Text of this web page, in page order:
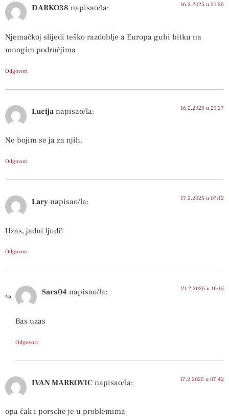
DARKO38 napisao/la: 16.2.2025 u 21:25
Njemačkoj slijedi teško razdoblje a Europa gubi bitku na
mnogim područjima
Odgovori
Lucija napisao/la: 16.2.2025 u 21:27
Ne bojim se ja za njih.
Odgovori
Lary napisao/la: 17.2.2025 u 07:12
Uzas, jadni ljudi!
Odgovori
Sara04 napisao/la: 21.2.2025 u 16:15
Bas uzas
Odgovori
IVAN MARKOVIC napisao/la: 17.2.2025 u 07:42
opa čak i porsche je u problemima